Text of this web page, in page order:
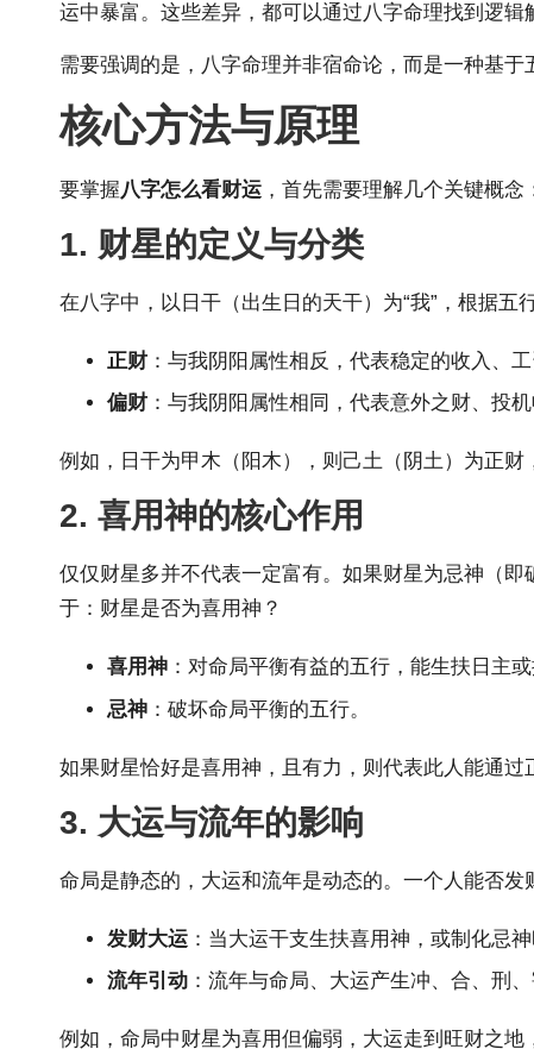
运中暴富。这些差异，都可以通过八字命理找到逻辑
需要强调的是，八字命理并非宿命论，而是一种基
核心方法与原理
要掌握八字怎么看财运 ，首先需要理解几个关键概念
1. 财星的定义与分类
在八字中，以日干（出生日的天干）为“我”，根据五
正财 ：与我阴阳属性相反，代表稳定的收入、工
偏财 ：与我阴阳属性相同，代表意外之财、投
例如，日干为甲木（阳木），则己土（阴土）为正
2. 喜用神的核心作用
仅仅财星多并不代表一定富有。如果财星为忌神（
于：财星是否为喜用神？
喜用神 ：对命局平衡有益的五行，能生扶日主或
忌神 ：破坏命局平衡的五行。
如果财星恰好是喜用神，且有力，则代表此人能通
3. 大运与流年的影响
命局是静态的，大运和流年是动态的。一个人能否发
发财大运 ：当大运干支生扶喜用神，或制化忌
流年引动 ：流年与命局、大运产生冲、合、刑
例如，命局中财星为喜用但偏弱，大运走到旺财之地